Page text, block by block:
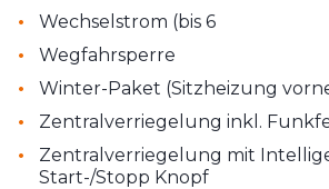
• Wechselstrom (bis 6
• Wegfahrsperre
• Winter-Paket (Sitzheizung
• Zentralverriegelung inkl.
•
Zentralverriegelung mit
Start-/Stopp Knopf